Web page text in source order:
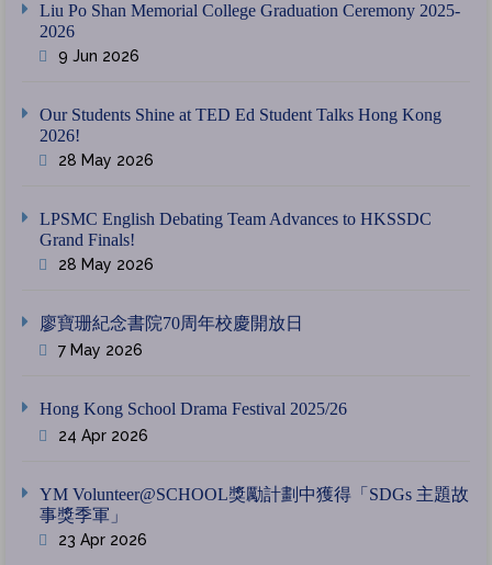
Liu Po Shan Memorial College Graduation Ceremony 2025-
2026
9 Jun 2026
Our Students Shine at TED Ed Student Talks Hong Kong
2026!
28 May 2026
LPSMC English Debating Team Advances to HKSSDC
Grand Finals!
28 May 2026
廖寶珊紀念書院70周年校慶開放日
7 May 2026
Hong Kong School Drama Festival 2025/26
24 Apr 2026
YM Volunteer@SCHOOL獎勵計劃中獲得「SDGs 主題故
事獎季軍」
23 Apr 2026